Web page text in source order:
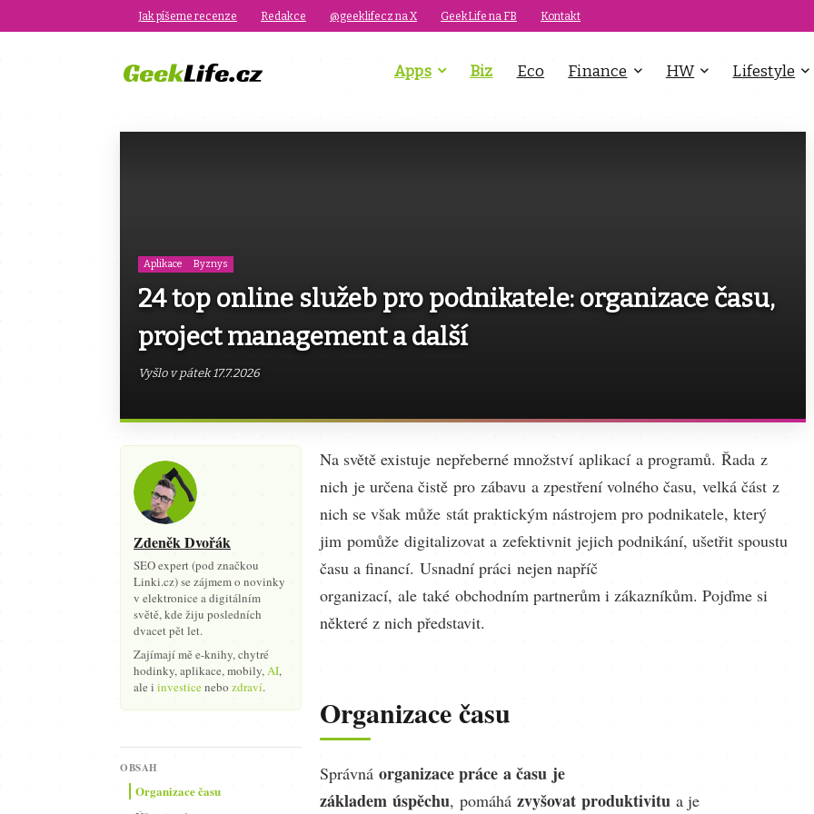
Jak píšeme recenze Redakce @geeklifecz na X GeekLife na FB Kontakt
Apps Biz Eco Finance HW Lifestyle
Aplikace Byznys
24 top online služeb pro podnikatele: organizace času,
project management a další
Vyšlo v pátek 17.7.2026
Zdeněk Dvořák
SEO expert (pod značkou
Linki.cz) se zájmem o novinky
v elektronice a digitálním
světě, kde žiju posledních
dvacet pět let.
Zajímají mě e-knihy, chytré
hodinky, aplikace, mobily,AI,
ale i investicenebo zdraví.
OBSAH
Organizace času
Na světě existuje nepřeberné množství aplikací a programů. Řada z
nich je určena čistě pro zábavu a zpestření volného času, velká část z
nich se však může stát praktickým nástrojem pro podnikatele, který
jim pomůže digitalizovat a zefektivnit jejich podnikání, ušetřit spoustu
času a financí. Usnadní práci nejen napříč
organizací, ale také obchodním partnerům i zákazníkům. Pojďme si
některé z nich představit.
Organizace času
Správná organizace práce a času je
základem úspěchu, pomáhá zvyšovat produktivitu a je